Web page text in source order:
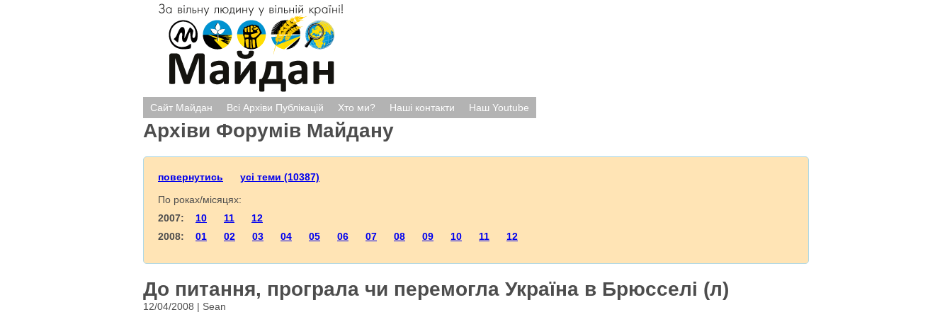
Сайт Майдан Всі Архіви Публікацій Хто ми? Наші контакти Наш Youtube
Архіви Форумів Майдану
повернутись
усі теми (10387)
По роках/місяцях:
2007: 10 11
12
2008: 01 02 03 04 05 06 07 08 09 10 11 12
До питання, програла чи перемогла Україна в Брюсселі (л)
12/04/2008 | Sean